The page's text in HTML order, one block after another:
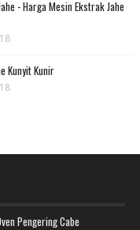
- Harga Mesin Ekstrak Jahe
Kunyit Kunir
Pengering Cabe